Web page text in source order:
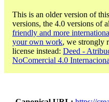
This is an older version of
versions, the 4.0 versions of
friendly and more
your own work, we strongly
license instead: Deed -
NoComercial 4.0